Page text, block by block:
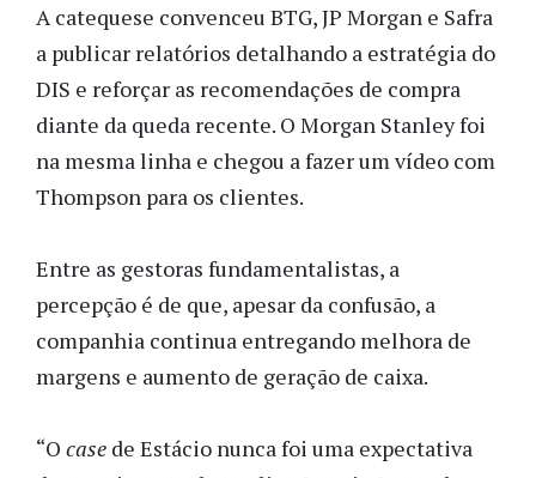
A catequese convenceu BTG, JP Morgan e Safra
a publicar relatórios detalhando a estratégia do
DIS e reforçar as recomendações de compra
diante da queda recente. O Morgan Stanley foi
na mesma linha e chegou a fazer um vídeo com
Thompson para os clientes.
Entre as gestoras fundamentalistas, a
percepção é de que, apesar da confusão, a
companhia continua entregando melhora de
margens e aumento de geração de caixa.
“O case de Estácio nunca foi uma expectativa